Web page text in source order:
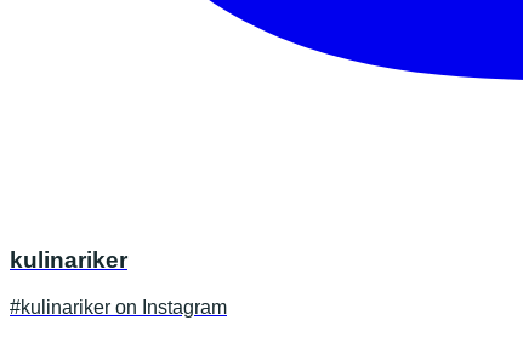
kulinariker
#kulinariker on Instagram